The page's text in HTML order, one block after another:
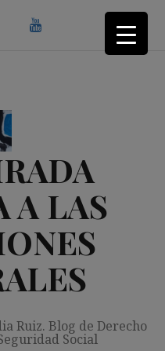
A LAS
Ruiz. Blog de Derecho
Social